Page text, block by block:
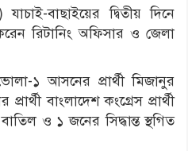
বাছাইয়ের দ্বিতীয় দিনে
রিটানিং অফিসার ও জেলা
১ আসনের প্রার্থী মিজানুর
বাংলাদেশ কংগ্রেস প্রার্থী
ও ১ জনের সিদ্ধান্ত স্থগিত